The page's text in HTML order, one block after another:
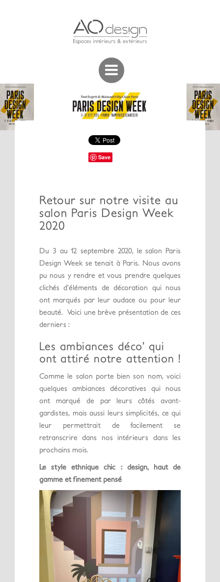
Save
Retour sur notre visite au
salon Paris Design Week
2020
Du 3 au 12 septembre 2020, le salon Paris
Design Week se tenait à Paris. Nous avons
pu nous y rendre et vous prendre quelques
clichés d’éléments de décoration qui nous
ont marqués par leur audace ou pour leur
beauté. Voici une brève présentation de ces
derniers :
Les ambiances déco’ qui
ont attiré notre attention !
Comme le salon porte bien son nom, voici
quelques ambiances décoratives qui nous
ont marqué de par leurs côtés avant-
gardistes, mais aussi leurs simplicités, ce qui
leur permettrait de facilement se
retranscrire dans nos intérieurs dans les
prochains mois.
Le style ethnique chic : design, haut de
gamme et finement pensé